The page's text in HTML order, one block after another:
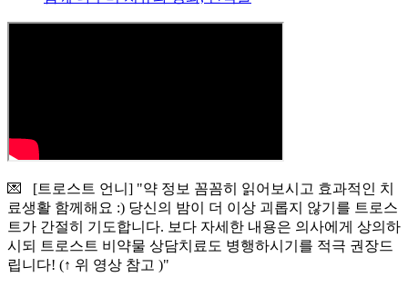
💌 [트로스트 언니] "약 정보 꼼꼼히 읽어보시고 효과적인 치
료생활 함께해요 :) 당신의 밤이 더 이상 괴롭지 않기를 트로스
트가 간절히 기도합니다. 보다 자세한 내용은 의사에게 상의하
시되 트로스트 비약물 상담치료도 병행하시기를 적극 권장드
립니다! (↑ 위 영상 참고 )"